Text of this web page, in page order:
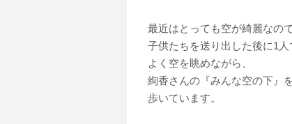
最近はとっても空が綺麗なので
子供たちを送り出した後に1
よく空を眺めながら、
絢香さんの『みんな空の下』
歩いています。